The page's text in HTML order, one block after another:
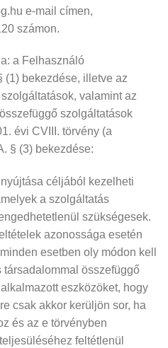
e-mail címen,
számon.
a Felhasználó
(1) bekezdése, illetve az
valamint az
szolgáltatások
évi CVIII. törvény (a
§ (3) bekezdése:
céljából kezelheti
a szolgáltatás
szükségesek.
azonossága esetén
esetben oly módon kell
összefüggő
eszközöket, hogy
csak akkor kerüljön sor, ha
és az e törvényben
feltétlenül